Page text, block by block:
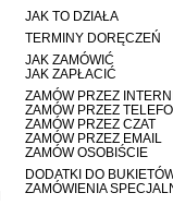
JAK TO DZIAŁA
TERMINY DORĘCZEŃ
JAK ZAMÓWIĆ
JAK ZAPŁACIĆ
ZAMÓW PRZEZ
ZAMÓW PRZEZ
ZAMÓW PRZEZ CZAT
ZAMÓW PRZEZ EMAIL
ZAMÓW OSOBIŚCIE
DODATKI DO
ZAMÓWIENIA